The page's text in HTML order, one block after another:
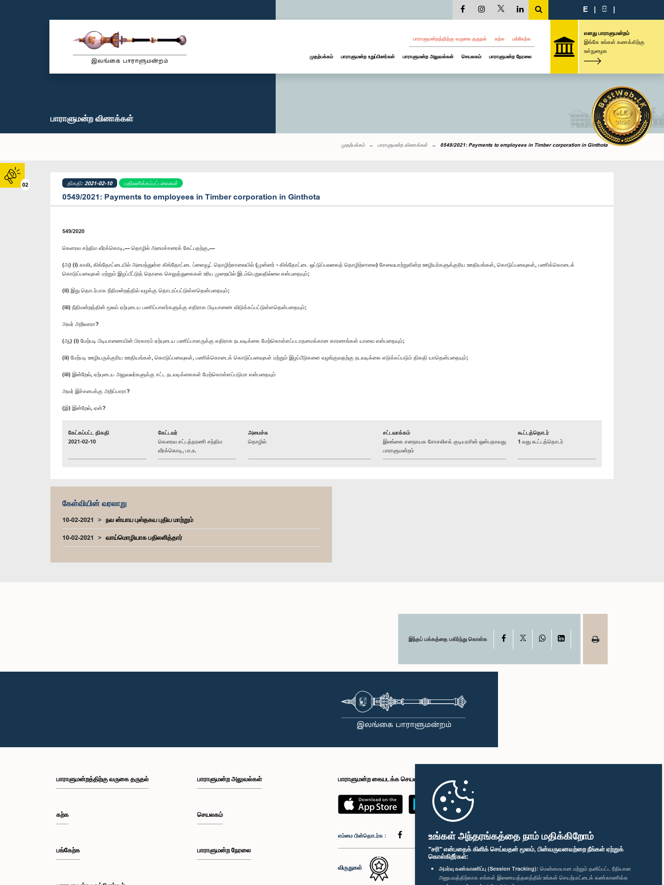
உங்கள் அந்தரங்கத்தை நாம் மதிக்கிறோம்
"சரி" என்பதைக் கிளிக் செய்வதன் மூலம், பின்வருவனவற்றை நீங்கள் ஏற்றுக்
கொள்கிறீர்கள்:
அமர்வு கண்காணிப்பு (Session Tracking): மென்மையான மற்றும் தனிப்பட்ட ரீதியான
அனுபவத்திற்காக எங்கள் இணையத்தளத்தில் உங்கள் செயற்பாட்டைக் கண்காணிக்க
02
E | සි |
பாராளுமன்றத்திற்கு வருகை தருதல் கற்க பங்கேற்க
முதற்பக்கம் பாராளுமன்ற உறுப்பினர்கள் பாராளுமன்ற அலுவல்கள் செயலகம் பாராளுமன்ற நேரலை
எனது பாராளுமன்றம்
இங்கே உங்கள் கணக்கிற்கு
உள்நுழைக
பாராளுமன்ற வினாக்கள்
முதற்பக்கம் பாராளுமன்ற வினாக்கள் 0549/2021: Payments to employees in Timber corporation in Ginthota
திகதி: 2021-02-10 பதிலளிக்கப்பட்டவைகள்
0549/2021: Payments to employees in Timber corporation in Ginthota
549/2020
கெளரவ சந்திம வீரக்கொடி,— தொழில் அமைச்சரைக் கேட்பதற்கு,—
(அ) (i) காலி, கிங்தோட்டையில் அமைந்துள்ள கிங்தோட்டை ப்ளைவூட் தொழிற்சாலையில் (முன்னர் - கிங்தோட்டை ஒட்டுப்பலகைத் தொழிற்சாலை) சேவையாற்றுகின்ற ஊழியர்களுக்குரிய ஊதியங்கள், கொடுப்பனவுகள், பணிக்கொடைக்
கொடுப்பனவுகள் மற்றும் இழப்பீட்டுத் தொகை செலுத்துகைகள் உரிய முறையில் இடம்பெறுவதில்லை என்பதையும்;
(ii) இது தொடர்பாக நீதிமன்றத்தில் வழக்கு தொடரப்பட்டுள்ளதென்பதையும்;
(iii) நீதிமன்றத்தின் மூலம் ஏற்புடைய பணிப்பாளர்களுக்கு எதிராக பிடியாணை விடுக்கப்பட்டுள்ளதென்பதையும்;
அவர் அறிவாரா?
(ஆ) (i) மேற்படி பிடியாணையின் பிரகாரம் ஏற்புடைய பணிப்பாளருக்கு எதிராக நடவடிக்கை மேற்கொள்ளப்படாதமைக்கான காரணங்கள் யாவை என்பதையும்;
(ii) மேற்படி ஊழியருக்குரிய ஊதியங்கள், கொடுப்பனவுகள், பணிக்கொடைக் கொடுப்பனவுகள் மற்றும் இழப்பீடுகளை வழங்குவதற்கு நடவடிக்கை எடுக்கப்படும் திகதி யாதென்பதையும்;
(iii) இன்றேல், ஏற்புடைய அலுவலர்களுக்கு சட்ட நடவடிக்கைகள் மேற்கொள்ளப்படுமா என்பதையும்
அவர் இச்சபைக்கு அறிப்பாரா?
(இ) இன்றேல், ஏன்?
கேட்கப்பட்ட திகதி
2021-02-10
கேட்டவர்
கௌரவ சட்டத்தரணி சந்திம
வீரக்கொடி, பா.உ.
அமைச்சு
தொழில்
சட்டவாக்கம்
இலங்கை சனநாயக சோசலிசக் குடியரசின் ஒன்பதாவது
பாராளுமன்றம்
கூட்டத்தொடர்
1 வது கூட்டத்தொடர்
கேள்வியின் வரலாறு
10-02-2021
நவ ன்யாய புஸ்தகய புதிய மாற்றும்
10-02-2021
வாய்மொழியாக பதிலளித்தார்
இந்தப் பக்கத்தை பகிர்ந்து கொள்க Facebook WhatsAppLinkedIn
பாராளுமன்றத்திற்கு வருகை தருதல்
கற்க
பங்கேற்க
பாராளுமன்ற அலுவல்கள்
செயலகம்
பாராளுமன்ற நேரலை
பாராளுமன்ற கையடக்க செயலி
எம்மை பின்தொடர்க :
விருதுகள்